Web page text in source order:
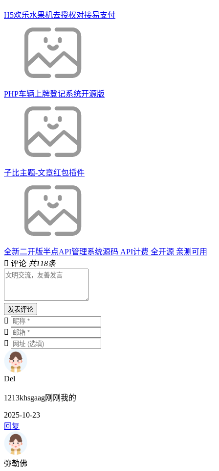
H5欢乐水果机去授权对接易支付
PHP车辆上牌登记系统开源版
子比主题-文章红包插件
全新二开版半点API管理系统源码 API计费 全开源 亲测可用
评论 共118条
发表评论
Del
1213khsgaag刚刚我的
2025-10-23
回复
弥勒佛